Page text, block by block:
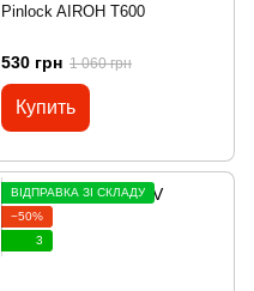
Pinlock AIROH T600
530 грн 1 060 грн
Купить
ВІДПРАВКА ЗІ СКЛАДУ
−50%
3